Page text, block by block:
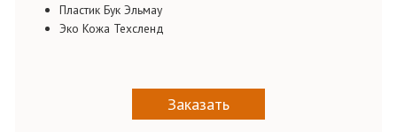
Пластик Бук Эльмау
Эко Кожа Техсленд
Заказать